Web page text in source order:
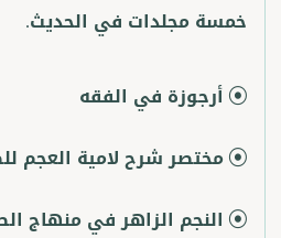
خمسة مجلدات في الحديث.
أرجوزة في الفقه
مختصر شرح لامية العجم
النجم الزاهر في منهاج